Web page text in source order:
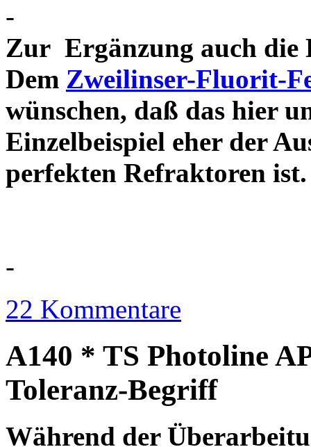
-
Zur Ergänzung auch die
Dem Zweilinser-Fluorit-
wünschen, daß das hier
Einzelbeispiel eher der
perfekten
-
22 Kommentare
A140 * TS Photoline
Toleranz-Begriff
Während der